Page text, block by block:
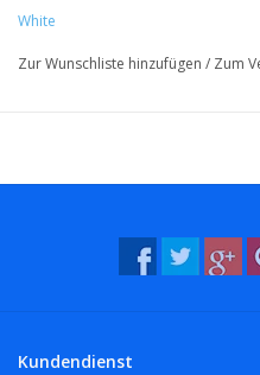
White
Zur Wunschliste hinzufügen / Zum
Kundendienst